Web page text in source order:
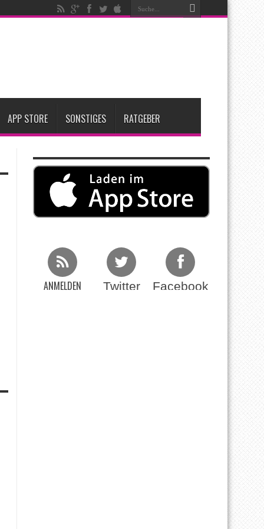
2027 erwartet
APP STORE SONSTIGES RATGEBER
ANMELDEN Twitter Facebook